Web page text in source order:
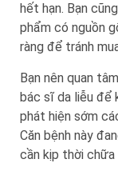
hết hạn. Bạn
phẩm có nguồn
ràng để tránh
Bạn nên quan
bác sĩ da liễu để
phát hiện sớm
Căn bệnh này
cần kịp thời chữa